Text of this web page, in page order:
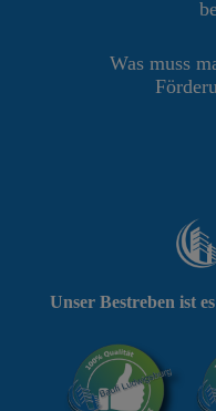
Was muss
Unser Bestreben ist